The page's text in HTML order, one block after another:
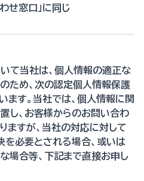
せ窓口」に同じ
て当社は、個人情報の適正な
ため、次の認定個人情報保護
ます。当社では、個人情報に関
し、お客様からのお問い合わ
ますが、当社の対応に対して
を必要とされる場合、或いは
場合等、下記まで直接お申し